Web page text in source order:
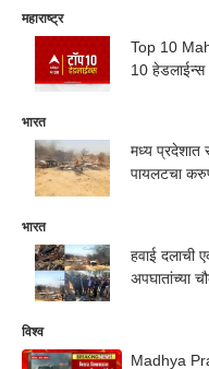
महाराष्ट्र
Top 10
10 हेडलाईन्स
भारत
मध्य
पायलटचा
भारत
हवाई दलाची
अपघातांच्या
विश्व
Madhya